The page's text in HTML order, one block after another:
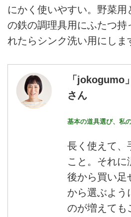
にかく使いやすい。野菜
の鉄の調理具用にふたつ持
れたらシンク洗い用にしま
「jokogumo
さん
基本の道具選び、私
長く使えて、
こと。それに
後から買い足
から選ぶよう
のが増えても